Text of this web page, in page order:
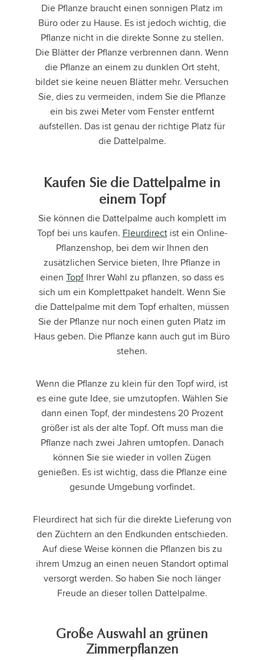
Die Pflanze braucht einen sonnigen Platz im
Büro oder zu Hause. Es ist jedoch wichtig, die
Pflanze nicht in die direkte Sonne zu stellen.
Die Blätter der Pflanze verbrennen dann. Wenn
die Pflanze an einem zu dunklen Ort steht,
bildet sie keine neuen Blätter mehr. Versuchen
Sie, dies zu vermeiden, indem Sie die Pflanze
ein bis zwei Meter vom Fenster entfernt
aufstellen. Das ist genau der richtige Platz für
die Dattelpalme.
Kaufen Sie die Dattelpalme in
einem Topf
Sie können die Dattelpalme auch komplett im
Topf bei uns kaufen. Fleurdirectist ein Online-
Pflanzenshop, bei dem wir Ihnen den
zusätzlichen Service bieten, Ihre Pflanze in
einen Topf Ihrer Wahl zu pflanzen, so dass es
sich um ein Komplettpaket handelt. Wenn Sie
die Dattelpalme mit dem Topf erhalten, müssen
Sie der Pflanze nur noch einen guten Platz im
Haus geben. Die Pflanze kann auch gut im Büro
stehen.
Wenn die Pflanze zu klein für den Topf wird, ist
es eine gute Idee, sie umzutopfen. Wählen Sie
dann einen Topf, der mindestens 20 Prozent
größer ist als der alte Topf. Oft muss man die
Pflanze nach zwei Jahren umtopfen. Danach
können Sie sie wieder in vollen Zügen
genießen. Es ist wichtig, dass die Pflanze eine
gesunde Umgebung vorfindet.
Fleurdirect hat sich für die direkte Lieferung von
den Züchtern an den Endkunden entschieden.
Auf diese Weise können die Pflanzen bis zu
ihrem Umzug an einen neuen Standort optimal
versorgt werden. So haben Sie noch länger
Freude an dieser tollen Dattelpalme.
Große Auswahl an grünen
Zimmerpflanzen